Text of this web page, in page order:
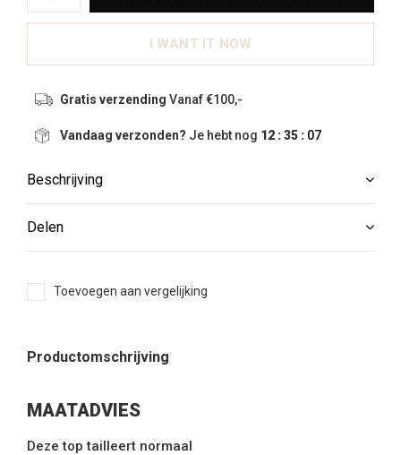
I WANT IT NOW
Gratis verzending Vanaf €100,-
Vandaag verzonden? Je hebt nog 12 : 35 : 06
Beschrijving
Delen
Toevoegen aan vergelijking
Productomschrijving
MAATADVIES
Deze top tailleert normaal